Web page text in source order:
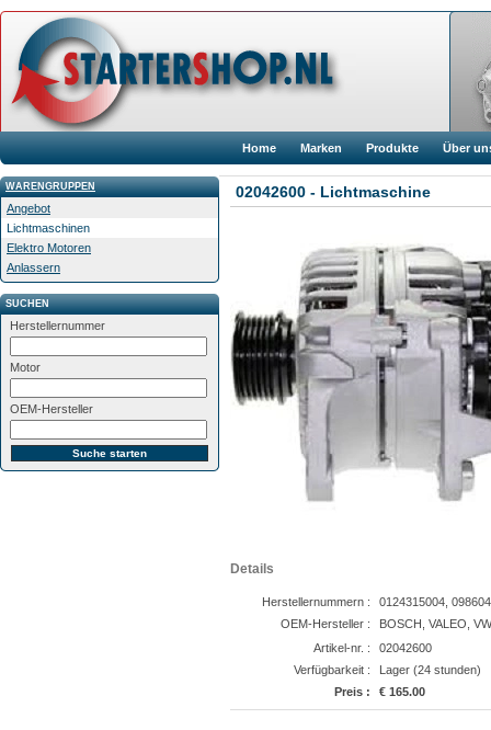
Home Marken Produkte Über
WARENGRUPPEN
Angebot
Lichtmaschinen
Elektro Motoren
Anlassern
SUCHEN
Herstellernummer
Motor
OEM-Hersteller
02042600 - Lichtmaschine
Details
Herstellernummern :
0124315004,
OEM-Hersteller :
BOSCH, VALEO, VW
Artikel-nr. :
02042600
Verfügbarkeit :
Lager (24 stunden)
Preis :
€ 165.00